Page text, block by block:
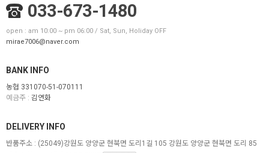
033-673-1480
open : am 10:00 ~ pm 06:00 / Sat, Sun, Holiday OFF
mirae7006@naver.com
BANK INFO
농협 331070-51-070111
예금주 : 김연화
DELIVERY INFO
반품주소 : (25049)강원도 양양군 현북면 도리1길 105 강원도 양양군 현북면 도리 85